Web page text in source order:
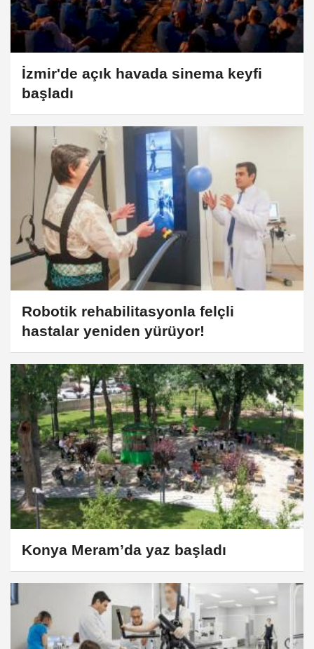
İzmir'de açık havada sinema keyfi
başladı
Robotik rehabilitasyonla felçli
hastalar yeniden yürüyor!
Konya Meram’da yaz başladı